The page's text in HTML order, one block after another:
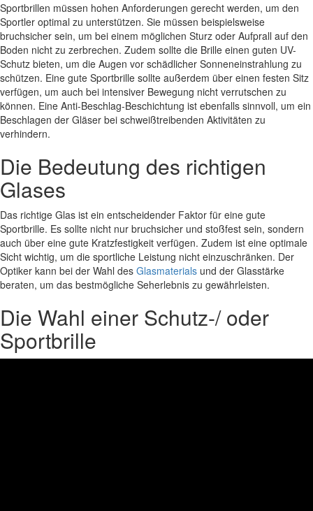
Sportbrillen müssen hohen Anforderungen gerecht werden, um den
Sportler optimal zu unterstützen. Sie müssen beispielsweise
bruchsicher sein, um bei einem möglichen Sturz oder Aufprall auf den
Boden nicht zu zerbrechen. Zudem sollte die Brille einen guten UV-
Schutz bieten, um die Augen vor schädlicher Sonneneinstrahlung zu
schützen. Eine gute Sportbrille sollte außerdem über einen festen Sitz
verfügen, um auch bei intensiver Bewegung nicht verrutschen zu
können. Eine Anti-Beschlag-Beschichtung ist ebenfalls sinnvoll, um ein
Beschlagen der Gläser bei schweißtreibenden Aktivitäten zu
verhindern.
Die Bedeutung des richtigen
Glases
Das richtige Glas ist ein entscheidender Faktor für eine gute
Sportbrille. Es sollte nicht nur bruchsicher und stoßfest sein, sondern
auch über eine gute Kratzfestigkeit verfügen. Zudem ist eine optimale
Sicht wichtig, um die sportliche Leistung nicht einzuschränken. Der
Optiker kann bei der Wahl des Glasmaterials und der Glasstärke
beraten, um das bestmögliche Seherlebnis zu gewährleisten.
Die Wahl einer Schutz-/ oder
Sportbrille